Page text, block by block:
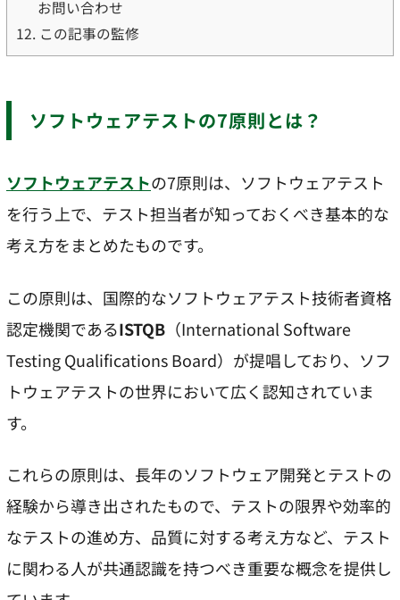
お問い合わせ
12. この記事の監修
ソフトウェアテストの7原則とは？
ソフトウェアテストの7原則は、ソフトウェアテスト
を行う上で、テスト担当者が知っておくべき基本的な
考え方をまとめたものです。
この原則は、国際的なソフトウェアテスト技術者資格
認定機関であるISTQB （International Software
Testing Qualifications Board）が提唱しており、ソフ
トウェアテストの世界において広く認知されていま
す。
これらの原則は、長年のソフトウェア開発とテストの
経験から導き出されたもので、テストの限界や効率的
なテストの進め方、品質に対する考え方など、テスト
に関わる人が共通認識を持つべき重要な概念を提供し